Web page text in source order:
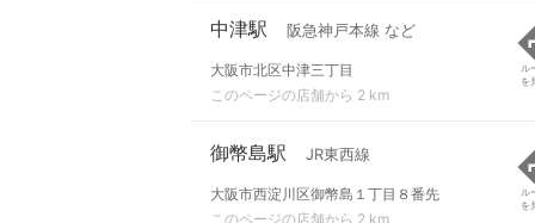
中津駅 阪急神戸本線 など
大阪市北区中津三丁目
このページの店舗から 2 km
ル
を
御幣島駅 JR東西線
大阪市西淀川区御幣島１丁目８番先
このページの店舗から 2 km
ル
を